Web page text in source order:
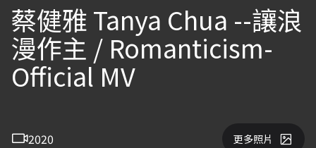
蔡健雅 Tanya Chua --讓浪
漫作主 / Romanticism-
Official MV
2020 更多照片